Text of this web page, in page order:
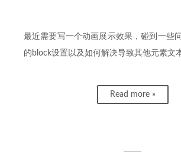
最近需要写一个动画展示效果，碰到一些
的block设置以及如何解决导致其他元素文
Read more »